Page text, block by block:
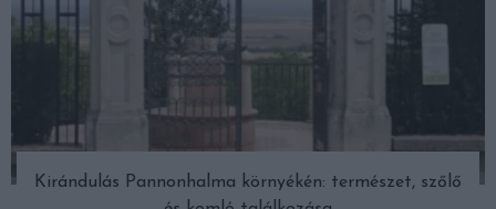
Kirándulás Pannonhalma környékén: természet, szőlő